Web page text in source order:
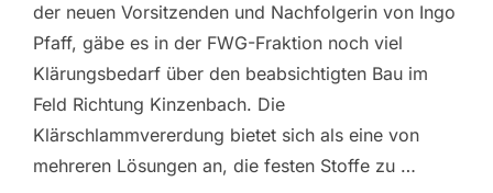
der neuen Vorsitzenden und Nachfolgerin von Ingo
Pfaff, gäbe es in der FWG-Fraktion noch viel
Klärungsbedarf über den beabsichtigten Bau im
Feld Richtung Kinzenbach. Die
Klärschlammvererdung bietet sich als eine von
mehreren Lösungen an, die festen Stoffe zu …